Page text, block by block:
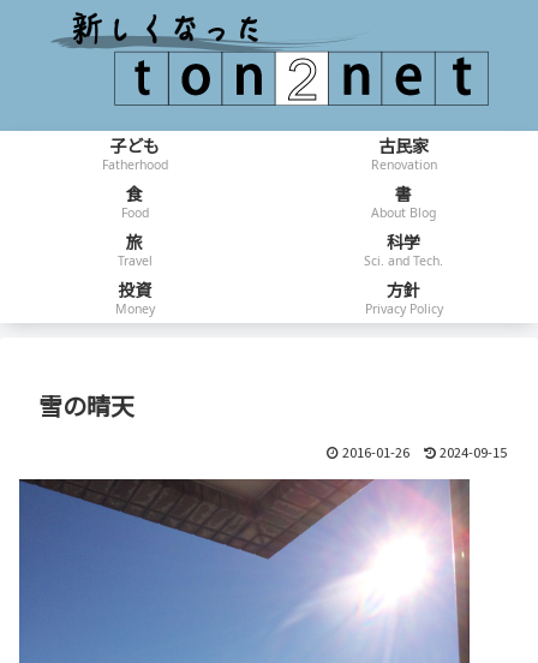
子ども
Fatherhood
古民家
Renovation
食
Food
書
About Blog
旅
Travel
科学
Sci. and Tech.
投資
Money
方針
Privacy Policy
雪の晴天
2016-01-26 2024-09-15